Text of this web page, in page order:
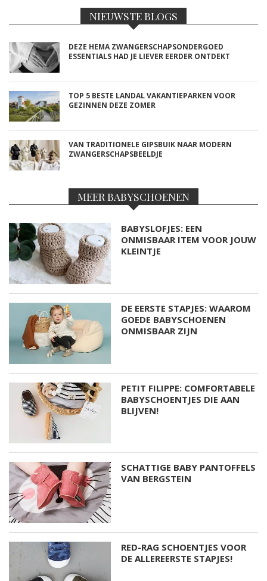
NIEUWSTE BLOGS
DEZE HEMA ZWANGERSCHAPSONDERGOED
ESSENTIALS HAD JE LIEVER EERDER ONTDEKT
TOP 5 BESTE LANDAL VAKANTIEPARKEN VOOR
GEZINNEN DEZE ZOMER
VAN TRADITIONELE GIPSBUIK NAAR MODERN
ZWANGERSCHAPSBEELDJE
MEER BABYSCHOENEN
BABYSLOFJES: EEN
ONMISBAAR ITEM VOOR JOUW
KLEINTJE
DE EERSTE STAPJES: WAAROM
GOEDE BABYSCHOENEN
ONMISBAAR ZIJN
PETIT FILIPPE: COMFORTABELE
BABYSCHOENTJES DIE AAN
BLIJVEN!
SCHATTIGE BABY PANTOFFELS
VAN BERGSTEIN
RED-RAG SCHOENTJES VOOR
DE ALLEREERSTE STAPJES!